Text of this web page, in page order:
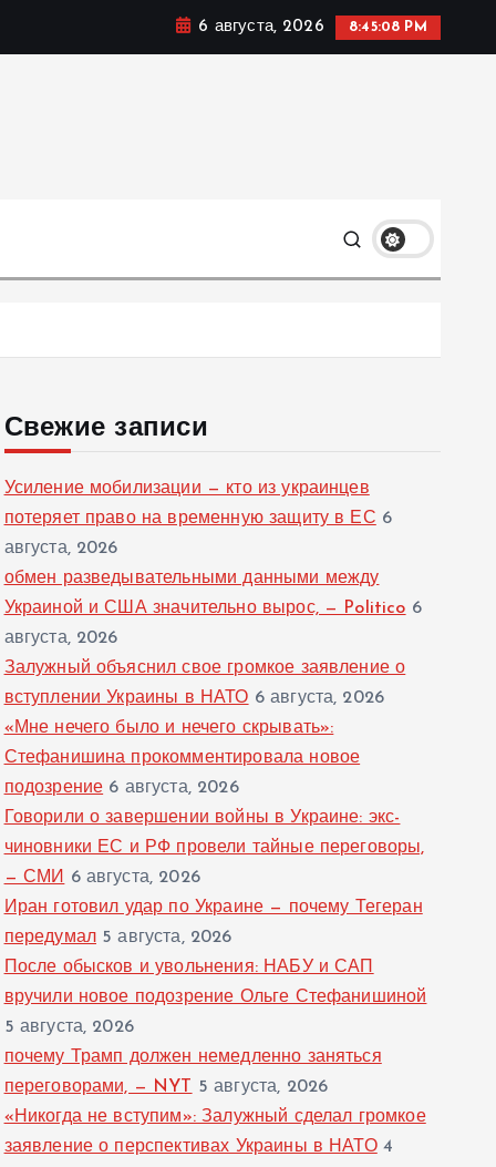
6 августа, 2026 8:45:09 PM
Свежие записи
Усиление мобилизации — кто из украинцев
потеряет право на временную защиту в ЕС 6
августа, 2026
обмен разведывательными данными между
Украиной и США значительно вырос, — Politico 6
августа, 2026
Залужный объяснил свое громкое заявление о
вступлении Украины в НАТО 6 августа, 2026
«Мне нечего было и нечего скрывать»:
Стефанишина прокомментировала новое
подозрение 6 августа, 2026
Говорили о завершении войны в Украине: экс-
чиновники ЕС и РФ провели тайные переговоры,
— СМИ 6 августа, 2026
Иран готовил удар по Украине — почему Тегеран
передумал 5 августа, 2026
После обысков и увольнения: НАБУ и САП
вручили новое подозрение Ольге Стефанишиной
5 августа, 2026
почему Трамп должен немедленно заняться
переговорами, — NYT
5 августа, 2026
«Никогда не вступим»: Залужный сделал громкое
заявление о перспективах Украины в НАТО 4